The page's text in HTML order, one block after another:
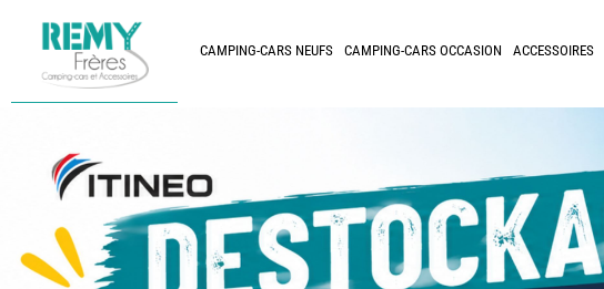
CAMPING-CARS NEUFS CAMPING-CARS OCCASION ACCESSOIRES